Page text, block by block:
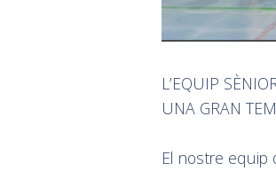
L’EQUIP
UNA GRAN
El nostre equip